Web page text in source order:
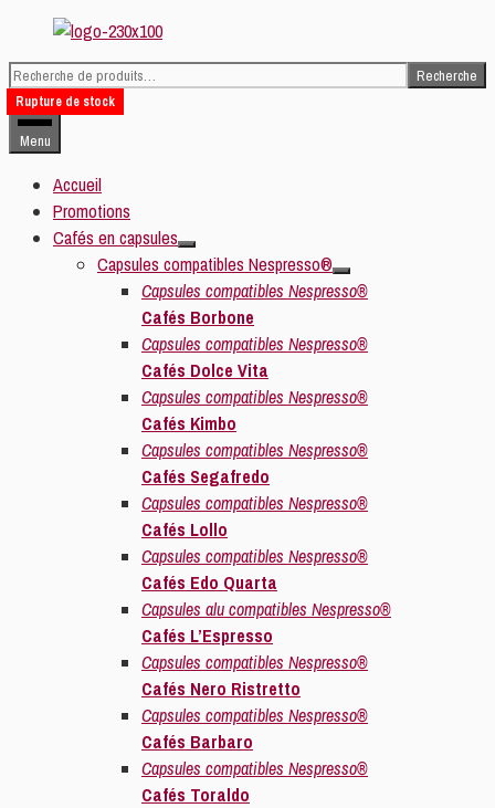
au
contenu
Recherche
pour :
Recherche
Menu
Accueil
Promotions
Cafés en capsules
Capsules compatibles Nespresso®
Capsules compatibles Nespresso®
Cafés Borbone
Capsules compatibles Nespresso®
Cafés Dolce Vita
Capsules compatibles Nespresso®
Cafés Kimbo
Capsules compatibles Nespresso®
Cafés Segafredo
Capsules compatibles Nespresso®
Cafés Lollo
Capsules compatibles Nespresso®
Cafés Edo Quarta
Capsules alu compatibles Nespresso®
Cafés L’Espresso
Capsules compatibles Nespresso®
Cafés Nero Ristretto
Capsules compatibles Nespresso®
Cafés Barbaro
Capsules compatibles Nespresso®
Cafés Toraldo
Rupture de stock